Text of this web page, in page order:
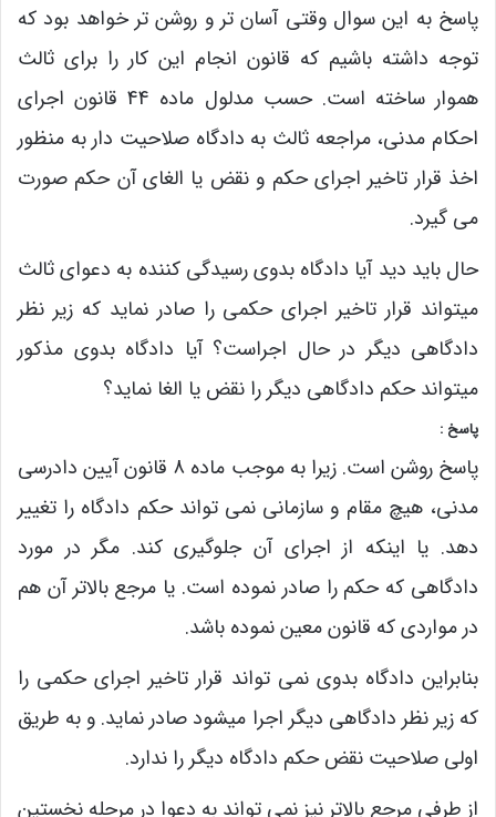
پاسخ به این سوال وقتی آسان تر و روشن تر خواهد بود که
توجه داشته باشیم که قانون انجام این کار را برای ثالث
هموار ساخته است. حسب مدلول ماده 44 قانون اجرای
احکام مدنی، مراجعه ثالث به دادگاه صلاحیت دار به منظور
اخذ قرار تاخیر اجرای حکم و نقض یا الغای آن حکم صورت
می گیرد.
حال باید دید آیا دادگاه بدوی رسیدگی کننده به دعوای ثالث
میتواند قرار تاخیر اجرای حکمی را صادر نماید که زیر نظر
دادگاهی دیگر در حال اجراست؟ آیا دادگاه بدوی مذکور
میتواند حکم دادگاهی دیگر را نقض یا الغا نماید؟
پاسخ :
پاسخ روشن است. زیرا به موجب ماده 8 قانون آیین دادرسی
مدنی، هیچ مقام و سازمانی نمی تواند حکم دادگاه را تغییر
دهد. یا اینکه از اجرای آن جلوگیری کند. مگر در مورد
دادگاهی که حکم را صادر نموده است. یا مرجع بالاتر آن هم
در مواردی که قانون معین نموده باشد.
بنابراین دادگاه بدوی نمی تواند قرار تاخیر اجرای حکمی را
که زیر نظر دادگاهی دیگر اجرا میشود صادر نماید. و به طریق
اولی صلاحیت نقض حکم دادگاه دیگر را ندارد.
از طرفی مرجع بالاتر نیز نمی تواند به دعوا در مرحله نخستین